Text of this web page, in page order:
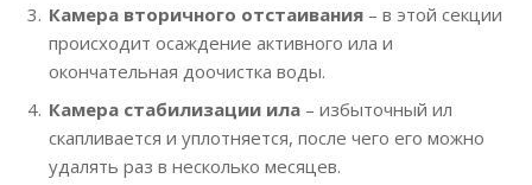
Камера вторичного отстаивания – в этой секции
происходит осаждение активного ила и
окончательная доочистка воды.
Камера стабилизации ила – избыточный ил
скапливается и уплотняется, после чего его можно
удалять раз в несколько месяцев.